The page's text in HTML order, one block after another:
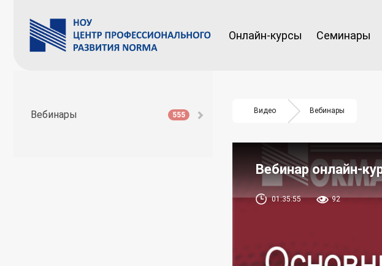
Онлайн-курсы Семинары
Вебинары 555 Видео Вебинары
Вебинар онлайн-
01:35:55 92